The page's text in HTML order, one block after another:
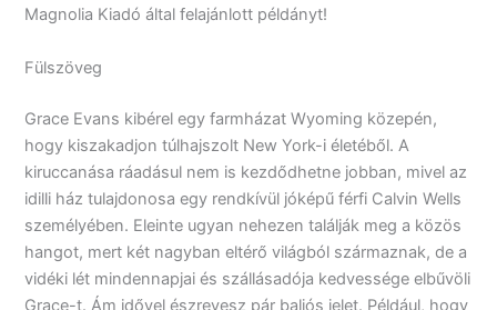
Magnolia Kiadó által felajánlott példányt!
Fülszöveg
Grace ​Evans kibérel egy farmházat Wyoming közepén,
hogy kiszakadjon túlhajszolt New York-i életéből. A
kiruccanása ráadásul nem is kezdődhetne jobban, mivel az
idilli ház tulajdonosa egy rendkívül jóképű férfi Calvin Wells
személyében. Eleinte ugyan nehezen találják meg a közös
hangot, mert két nagyban eltérő világból származnak, de a
vidéki lét mindennapjai és szállásadója kedvessége elbűvöli
Grace-t. Ám idővel észrevesz pár baljós jelet. Például, hogy